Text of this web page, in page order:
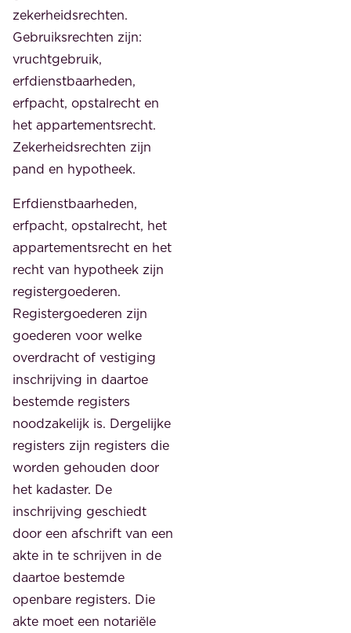
zekerheidsrechten.
Gebruiksrechten zijn:
vruchtgebruik,
erfdienstbaarheden,
erfpacht, opstalrecht en
het appartementsrecht.
Zekerheidsrechten zijn
pand en hypotheek.
Erfdienstbaarheden,
erfpacht, opstalrecht, het
appartementsrecht en het
recht van hypotheek zijn
registergoederen.
Registergoederen zijn
goederen voor welke
overdracht of vestiging
inschrijving in daartoe
bestemde registers
noodzakelijk is. Dergelijke
registers zijn registers die
worden gehouden door
het kadaster. De
inschrijving geschiedt
door een afschrift van een
akte in te schrijven in de
daartoe bestemde
openbare registers. Die
akte moet een notariële